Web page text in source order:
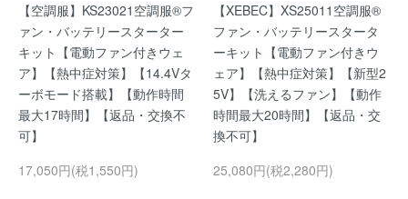
【空調服】KS23021空調服®フ
ァン・バッテリースターター
キット【電動ファン付きウェ
ア】【熱中症対策】【14.4Vタ
ーボモード搭載】【動作時間
最大17時間】【返品・交換不
可】
17,050円(税1,550円)
【XEBEC】XS25011空調服®
ファン・バッテリースタータ
ーキット【電動ファン付きウ
ェア】【熱中症対策】【新型2
5V】【洗えるファン】【動作
時間最大20時間】【返品・交
換不可】
25,080円(税2,280円)